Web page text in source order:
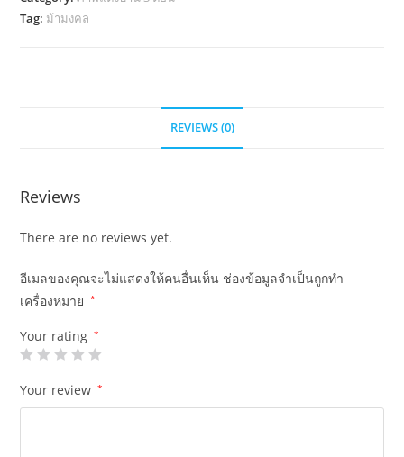
quantity
Tag: ม้ามงคล
REVIEWS (0)
Reviews
There are no reviews yet.
อีเมลของคุณจะไม่แสดงให้คนอื่นเห็น ช่องข้อมูลจำเป็นถูกทำ
เครื่องหมาย
*
Your rating *
Your review *